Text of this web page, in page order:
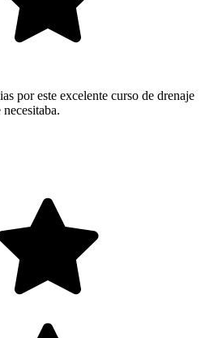
por este excelente curso de drenaje